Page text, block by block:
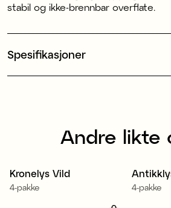
stabil og ikke-brennbar overflate.
Spesifikasjoner
Andre likte
Kronelys Vild
4-pakke 4-pakke